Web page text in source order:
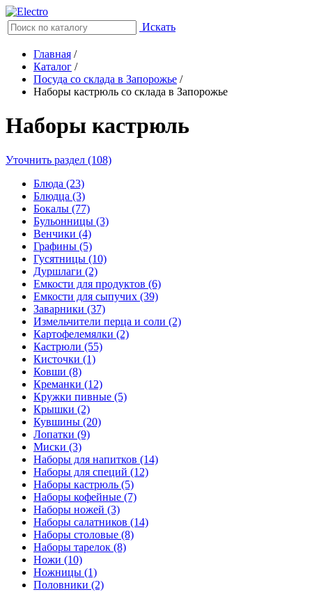
Искать
Главная /
Каталог /
Посуда со склада в Запорожье /
Наборы кастрюль со склада в Запорожье
Наборы кастрюль
Уточнить раздел (108)
Блюда (23)
Блюдца (3)
Бокалы (77)
Бульонницы (3)
Венчики (4)
Графины (5)
Гусятницы (10)
Дуршлаги (2)
Емкости для продуктов (6)
Емкости для сыпучих (39)
Заварники (37)
Измельчители перца и соли (2)
Картофелемялки (2)
Кастрюли (55)
Кисточки (1)
Ковши (8)
Креманки (12)
Кружки пивные (5)
Крышки (2)
Кувшины (20)
Лопатки (9)
Миски (3)
Наборы для напитков (14)
Наборы для специй (12)
Наборы кастрюль (5)
Наборы кофейные (7)
Наборы ножей (3)
Наборы салатников (14)
Наборы столовые (8)
Наборы тарелок (8)
Ножи (10)
Ножницы (1)
Половники (2)